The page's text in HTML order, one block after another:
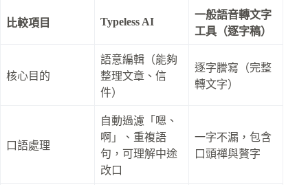
比較項目 Typeless AI
一般語音轉文字
工具（逐字稿）
核心目的
語意編輯（能夠
整理文章、信
件）
逐字謄寫（完整
轉文字）
口語處理
自動過濾「嗯、
啊」、重複語
句，可理解中途
改口
一字不漏，包含
口頭禪與贅字